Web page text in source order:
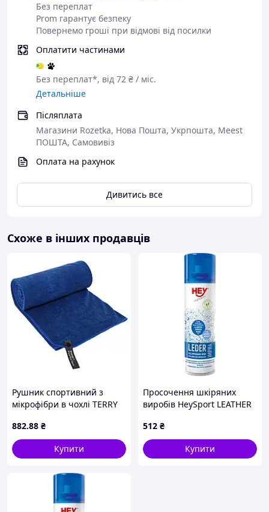
Без переплат
Prom гарантує безпеку
Повернемо гроші при відмові від посилки
Оплатити частинами
Без переплат*, від 72 ₴ / міс.
Детальніше
Післяплата
Магазини Rozetka, Нова Пошта, Укрпошта, Meest
ПОШТА, Самовивіз
Оплата на рахунок
Дивитись все
Схоже в інших продавців
Рушник спортивний з
мікрофібри в чохлі TERRY
синій для тренувань
882.88 ₴
Купити
Просочення шкіряних
виробів HeySport LEATHER
512 ₴
Купити